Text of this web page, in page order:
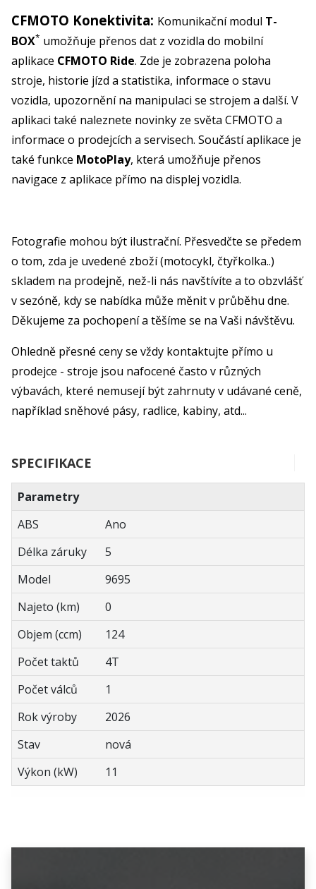
CFMOTO Konektivita: Komunikační modul T-
BOX* umožňuje přenos dat z vozidla do mobilní
aplikace CFMOTO Ride. Zde je zobrazena poloha
stroje, historie jízd a statistika, informace o stavu
vozidla, upozornění na manipulaci se strojem a další. V
aplikaci také naleznete novinky ze světa CFMOTO a
informace o prodejcích a servisech. Součástí aplikace je
také funkce MotoPlay, která umožňuje přenos
navigace z aplikace přímo na displej vozidla.
Fotografie mohou být ilustrační. Přesvedčte se předem
o tom, zda je uvedené zboží (motocykl, čtyřkolka..)
skladem na prodejně, než-li nás navštívíte a to obzvlášť
v sezóně, kdy se nabídka může měnit v průběhu dne.
Děkujeme za pochopení a těšíme se na Vaši návštěvu.
Ohledně přesné ceny se vždy kontaktujte přímo u
prodejce - stroje jsou nafocené často v různých
výbavách, které nemusejí být zahrnuty v udávané ceně,
například sněhové pásy, radlice, kabiny, atd...
SPECIFIKACE
Parametry
ABS
Ano
Délka záruky
5
Model
9695
Najeto (km)
0
Objem (ccm)
124
Počet taktů
4T
Počet válců
1
Rok výroby
2026
Stav
nová
Výkon (kW)
11